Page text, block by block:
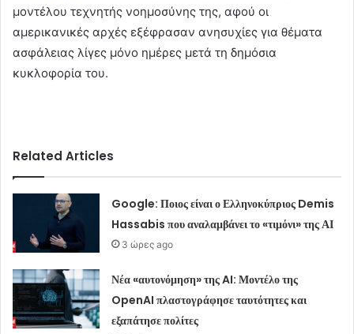
μοντέλου τεχνητής νοημοσύνης της, αφού οι
αμερικανικές αρχές εξέφρασαν ανησυχίες για θέματα
ασφάλειας λίγες μόνο ημέρες μετά τη δημόσια
κυκλοφορία του.
Related Articles
Google: Ποιος είναι ο Ελληνοκύπριος Demis
Hassabis που αναλαμβάνει το «τιμόνι» της ΑΙ
3 ώρες ago
Νέα «αυτονόμηση» της AI: Μοντέλο της
OpenAI πλαστογράφησε ταυτότητες και
εξαπάτησε πολίτες